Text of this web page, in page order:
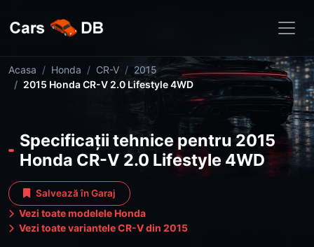
Acasa Honda CR-V
2015
2015 Honda CR-V 2.0 Lifestyle 4WD
Specificații tehnice pentru 2015
Honda CR-V 2.0 Lifestyle 4WD
Salvează în Garaj
Vezi toate modelele Honda
Vezi toate variantele CR-V din 2015